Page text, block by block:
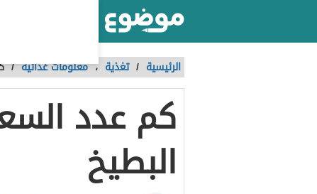
الرئيسية / تغذية ،معلومات غذائية /
كم عدد
البطيخ